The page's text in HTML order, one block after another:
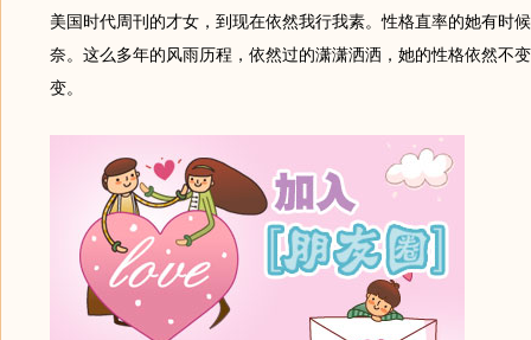
美国时代周刊的才女，到现在依然我行我素。性格直率的她有时
奈。这么多年的风雨历程，依然过的潇潇洒洒，她的性格依然不
变。